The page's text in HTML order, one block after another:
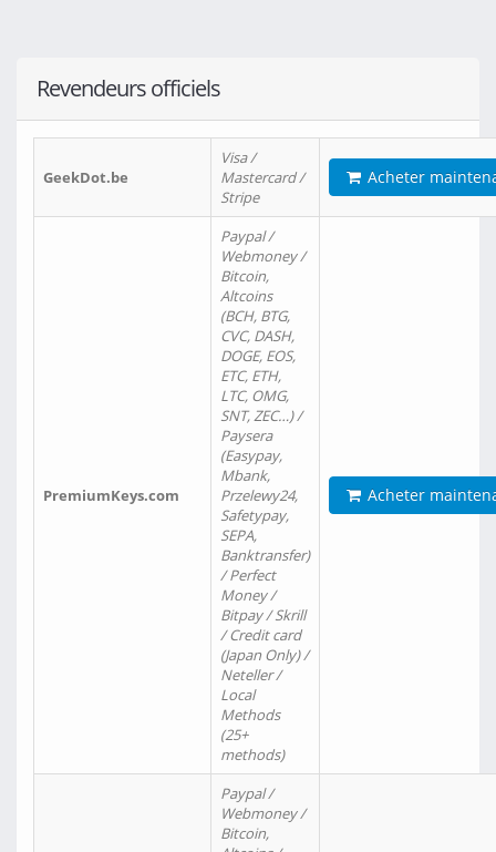
Revendeurs officiels
GeekDot.be
Visa /
Mastercard /
Stripe
Acheter
PremiumKeys.com
Paypal /
Webmoney /
Bitcoin,
Altcoins
(BCH, BTG,
CVC, DASH,
DOGE, EOS,
ETC, ETH,
LTC, OMG,
SNT, ZEC…) /
Paysera
(Easypay,
Mbank,
Przelewy24,
Safetypay,
SEPA,
Banktransfer)
/ Perfect
Money /
Bitpay / Skrill
/ Credit card
(Japan Only) /
Neteller /
Local
Methods
(25+
methods)
Acheter
Paypal /
Webmoney /
Bitcoin,